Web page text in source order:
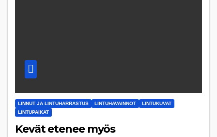
LINNUT JA LINTUHARRASTUS LINTUHAVAINNOT
LINTUKUVAT
LINTUPAIKAT
Kevät etenee myös